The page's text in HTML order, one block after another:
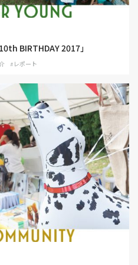
BIRTHDAY 2017」
#レポート